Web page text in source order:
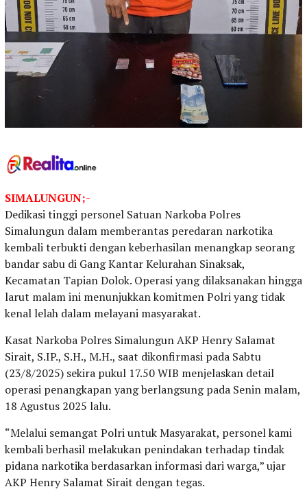
SIMALUNGUN;-
Dedikasi tinggi personel Satuan Narkoba Polres
Simalungun dalam memberantas peredaran narkotika
kembali terbukti dengan keberhasilan menangkap seorang
bandar sabu di Gang Kantar Kelurahan Sinaksak,
Kecamatan Tapian Dolok. Operasi yang dilaksanakan hingga
larut malam ini menunjukkan komitmen Polri yang tidak
kenal lelah dalam melayani masyarakat.
Kasat Narkoba Polres Simalungun AKP Henry Salamat
Sirait, S.IP., S.H., M.H., saat dikonfirmasi pada Sabtu
(23/8/2025) sekira pukul 17.50 WIB menjelaskan detail
operasi penangkapan yang berlangsung pada Senin malam,
18 Agustus 2025 lalu.
“Melalui semangat Polri untuk Masyarakat, personel kami
kembali berhasil melakukan penindakan terhadap tindak
pidana narkotika berdasarkan informasi dari warga,” ujar
AKP Henry Salamat Sirait dengan tegas.